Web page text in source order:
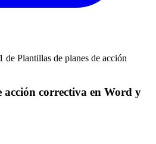
acción correctiva en Word y